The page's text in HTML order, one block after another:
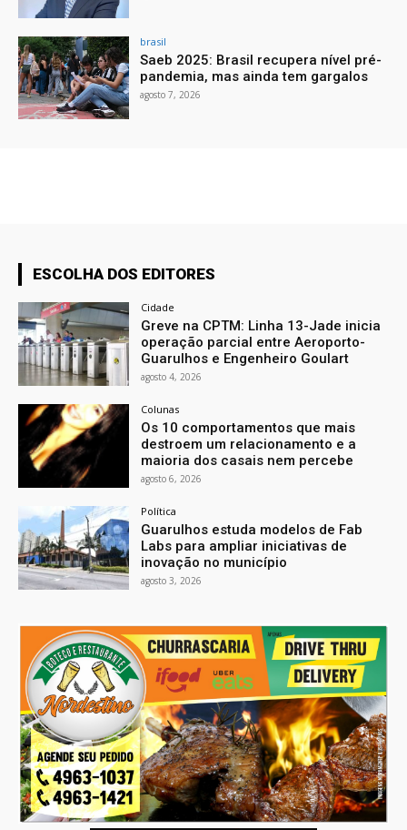
brasil
Saeb 2025: Brasil recupera nível pré-
pandemia, mas ainda tem gargalos
agosto 7, 2026
ESCOLHA DOS EDITORES
Cidade
Greve na CPTM: Linha 13-Jade inicia
operação parcial entre Aeroporto-
Guarulhos e Engenheiro Goulart
agosto 4, 2026
Colunas
Os 10 comportamentos que mais
destroem um relacionamento e a
maioria dos casais nem percebe
agosto 6, 2026
Política
Guarulhos estuda modelos de Fab
Labs para ampliar iniciativas de
inovação no município
agosto 3, 2026